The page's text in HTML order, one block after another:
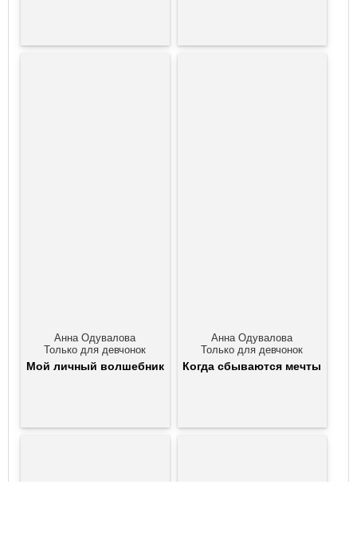
Анна Одувалова
Только для девчонок
Мой личный волшебник
Анна Одувалова
Только для девчонок
Когда сбываются мечты